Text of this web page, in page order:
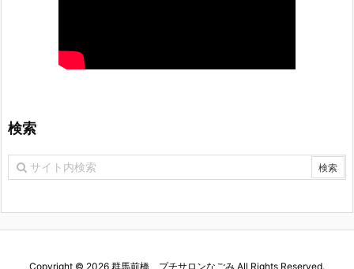
検索
Copyright © 2026 群馬前橋 プチサロンなごみ All Rights Reserved.